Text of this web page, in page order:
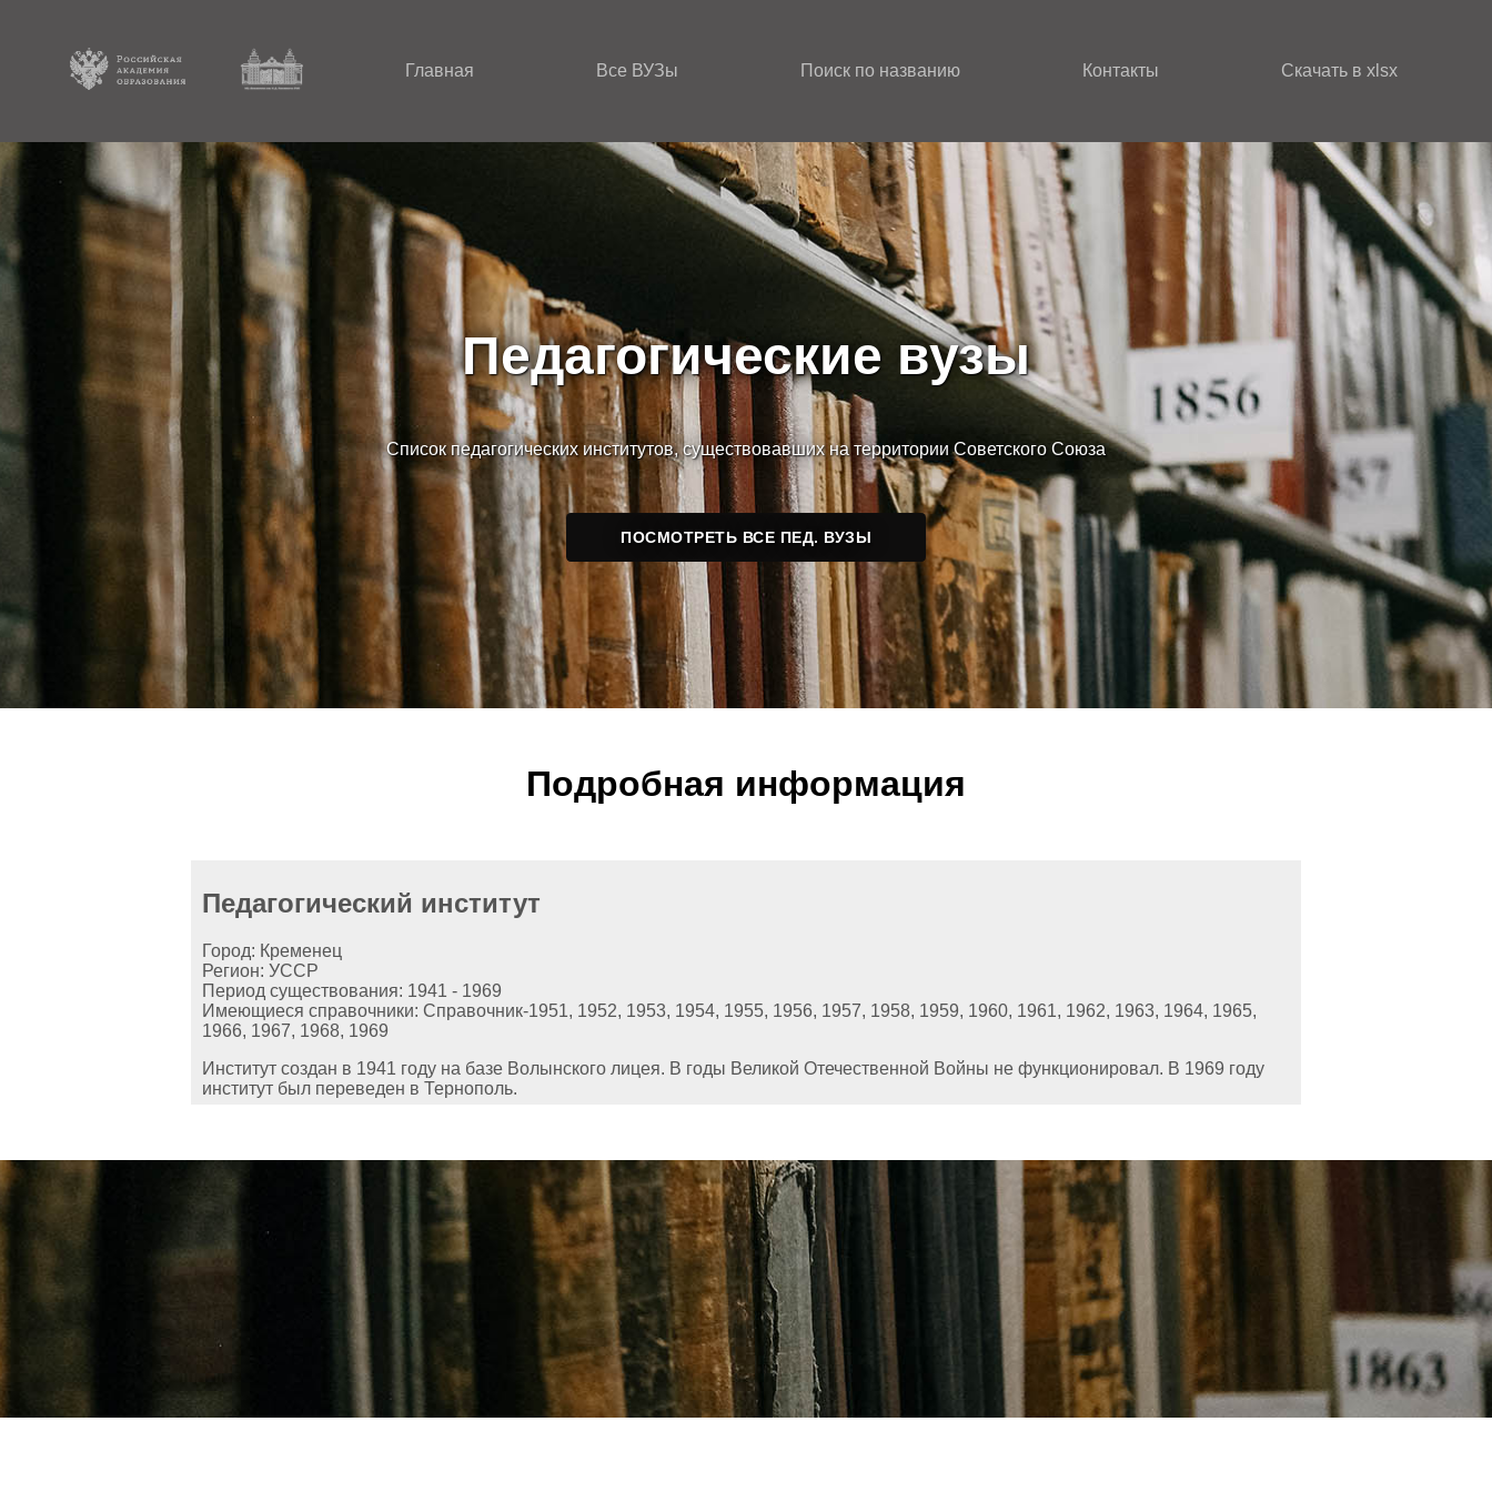
Главная Все ВУЗы Поиск по названию Контакты Скачать в xlsx
Педагогические вузы
Список педагогических институтов, существовавших на территории Советского Союза
ПОСМОТРЕТЬ ВСЕ ПЕД. ВУЗЫ
Подробная информация
Педагогический институт
Город: Кременец
Регион: УССР
Период существования: 1941 - 1969
Имеющиеся справочники: Справочник-1951, 1952, 1953, 1954, 1955, 1956, 1957, 1958, 1959, 1960, 1961, 1962, 1963, 1964, 1965,
1966, 1967, 1968, 1969
Институт создан в 1941 году на базе Волынского лицея. В годы Великой Отечественной Войны не функционировал. В 1969 году
институт был переведен в Тернополь.